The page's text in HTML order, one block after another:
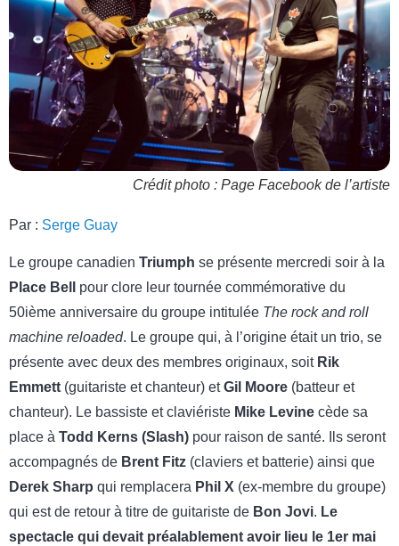
Crédit photo : Page Facebook de l’artiste
Par : Serge Guay
Le groupe canadien Triumph se présente mercredi soir à la
Place Bell
pour clore leur tournée commémorative du
50ième anniversaire du groupe intitulée The rock and roll
machine reloaded. Le groupe qui, à l’origine était un trio, se
présente avec deux des membres originaux, soit Rik
Emmett (guitariste et chanteur) etGil Moore (batteur et
chanteur). Le bassiste et claviériste Mike Levine cède sa
place à Todd Kerns (Slash) pour raison de santé. Ils seront
accompagnés de Brent Fitz (claviers et batterie) ainsi que
Derek Sharp qui remplacera Phil X (ex-membre du groupe)
qui est de retour à titre de guitariste de Bon Jovi. Le
spectacle qui devait préalablement avoir lieu le 1er mai